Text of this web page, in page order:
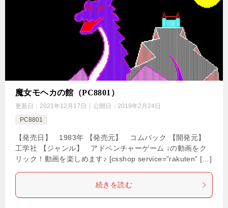
魔女モヘカの館（PC8801）
更新日： 2021年12月17日 公開日： 2019年2月24日
PC8801
【発売日】 1983年 【発売元】 コムパック 【開発元】
工学社 【ジャンル】 アドベンチャーゲーム ↓の動画をク
リック！動画を楽しめます♪ [csshop service=”rakuten” […]
続きを読む